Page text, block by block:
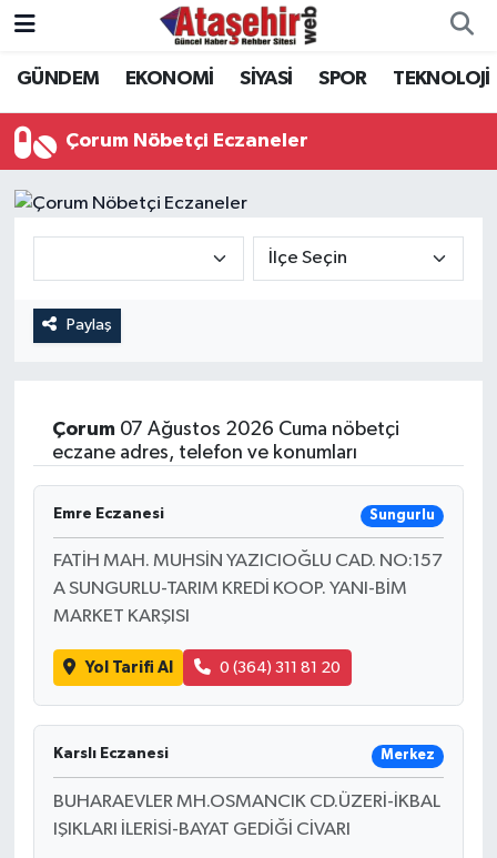
GÜNDEM EKONOMİ SİYASİ SPOR TEKNOLOJİ
Çorum Nöbetçi Eczaneler
Paylaş
Çorum07 Ağustos 2026 Cuma nöbetçi
eczane adres, telefon ve konumları
Emre Eczanesi Sungurlu
FATİH MAH. MUHSİN YAZICIOĞLU CAD. NO:157
A SUNGURLU-TARIM KREDİ KOOP. YANI-BİM
MARKET KARŞISI
Yol Tarifi Al 0 (364) 311 81 20
Karslı Eczanesi Merkez
BUHARAEVLER MH.OSMANCIK CD.ÜZERİ-İKBAL
IŞIKLARI İLERİSİ-BAYAT GEDİĞİ CİVARI
Hava Durumu
Trafik Durumu
Süper Lig Puan Durumu ve Fikstür
Son Dakika Haberleri